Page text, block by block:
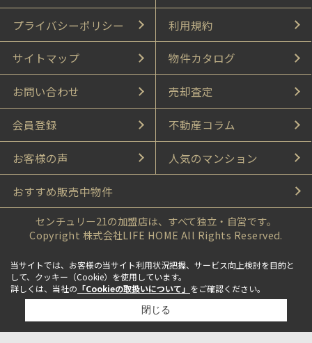
プライバシーポリシー 利用規約
サイトマップ 物件カタログ
お問い合わせ 売却査定
会員登録 不動産コラム
お客様の声 人気のマンション
おすすめ販売中物件
センチュリー21の加盟店は、すべて独立・自営です。
Copyright 株式会社LIFE HOME All Rights Reserved.
当サイトでは、お客様の当サイト利用状況把握、サービス向上検討を目的と
して、クッキー（Cookie）を使用しています。
詳しくは、当社の 「Cookieの取扱いについて」 をご確認ください。
閉じる